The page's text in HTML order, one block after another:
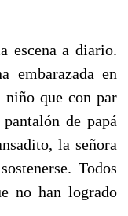
escena a diario.
embarazada en
niño que con par
de papá
la señora
Todos
no han logrado